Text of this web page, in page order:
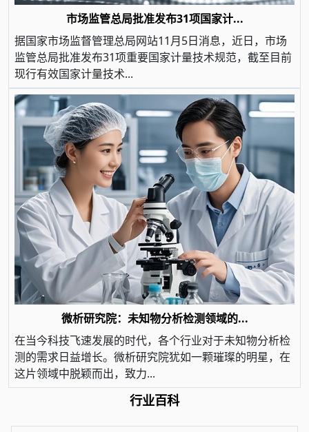
市场监管总局批准发布31项国家计...
据国家市场监督管理总局网站11月5日消息，近日，市场
监管总局批准发布31项重要国家计量技术规范，截至目前
现行有效国家计量技术...
微析研究院：未知物分析检测领域的...
在当今科技飞速发展的时代，各个行业对于未知物分析检
测的需求日益增长。微析研究院犹如一颗璀璨的明星，在
这片领域中脱颖而出，致力...
行业百科